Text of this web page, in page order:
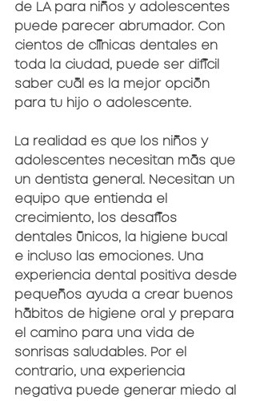
de LA para niños y adolescentes
puede parecer abrumador. Con
cientos de clínicas dentales en
toda la ciudad, puede ser difícil
saber cuál es la mejor opción
para tu hijo o adolescente.
La realidad es que los niños y
adolescentes necesitan más que
un dentista general. Necesitan un
equipo que entienda el
crecimiento, los desafíos
dentales únicos, la higiene bucal
e incluso las emociones. Una
experiencia dental positiva desde
pequeños ayuda a crear buenos
hábitos de higiene oral y prepara
el camino para una vida de
sonrisas saludables. Por el
contrario, una experiencia
negativa puede generar miedo al